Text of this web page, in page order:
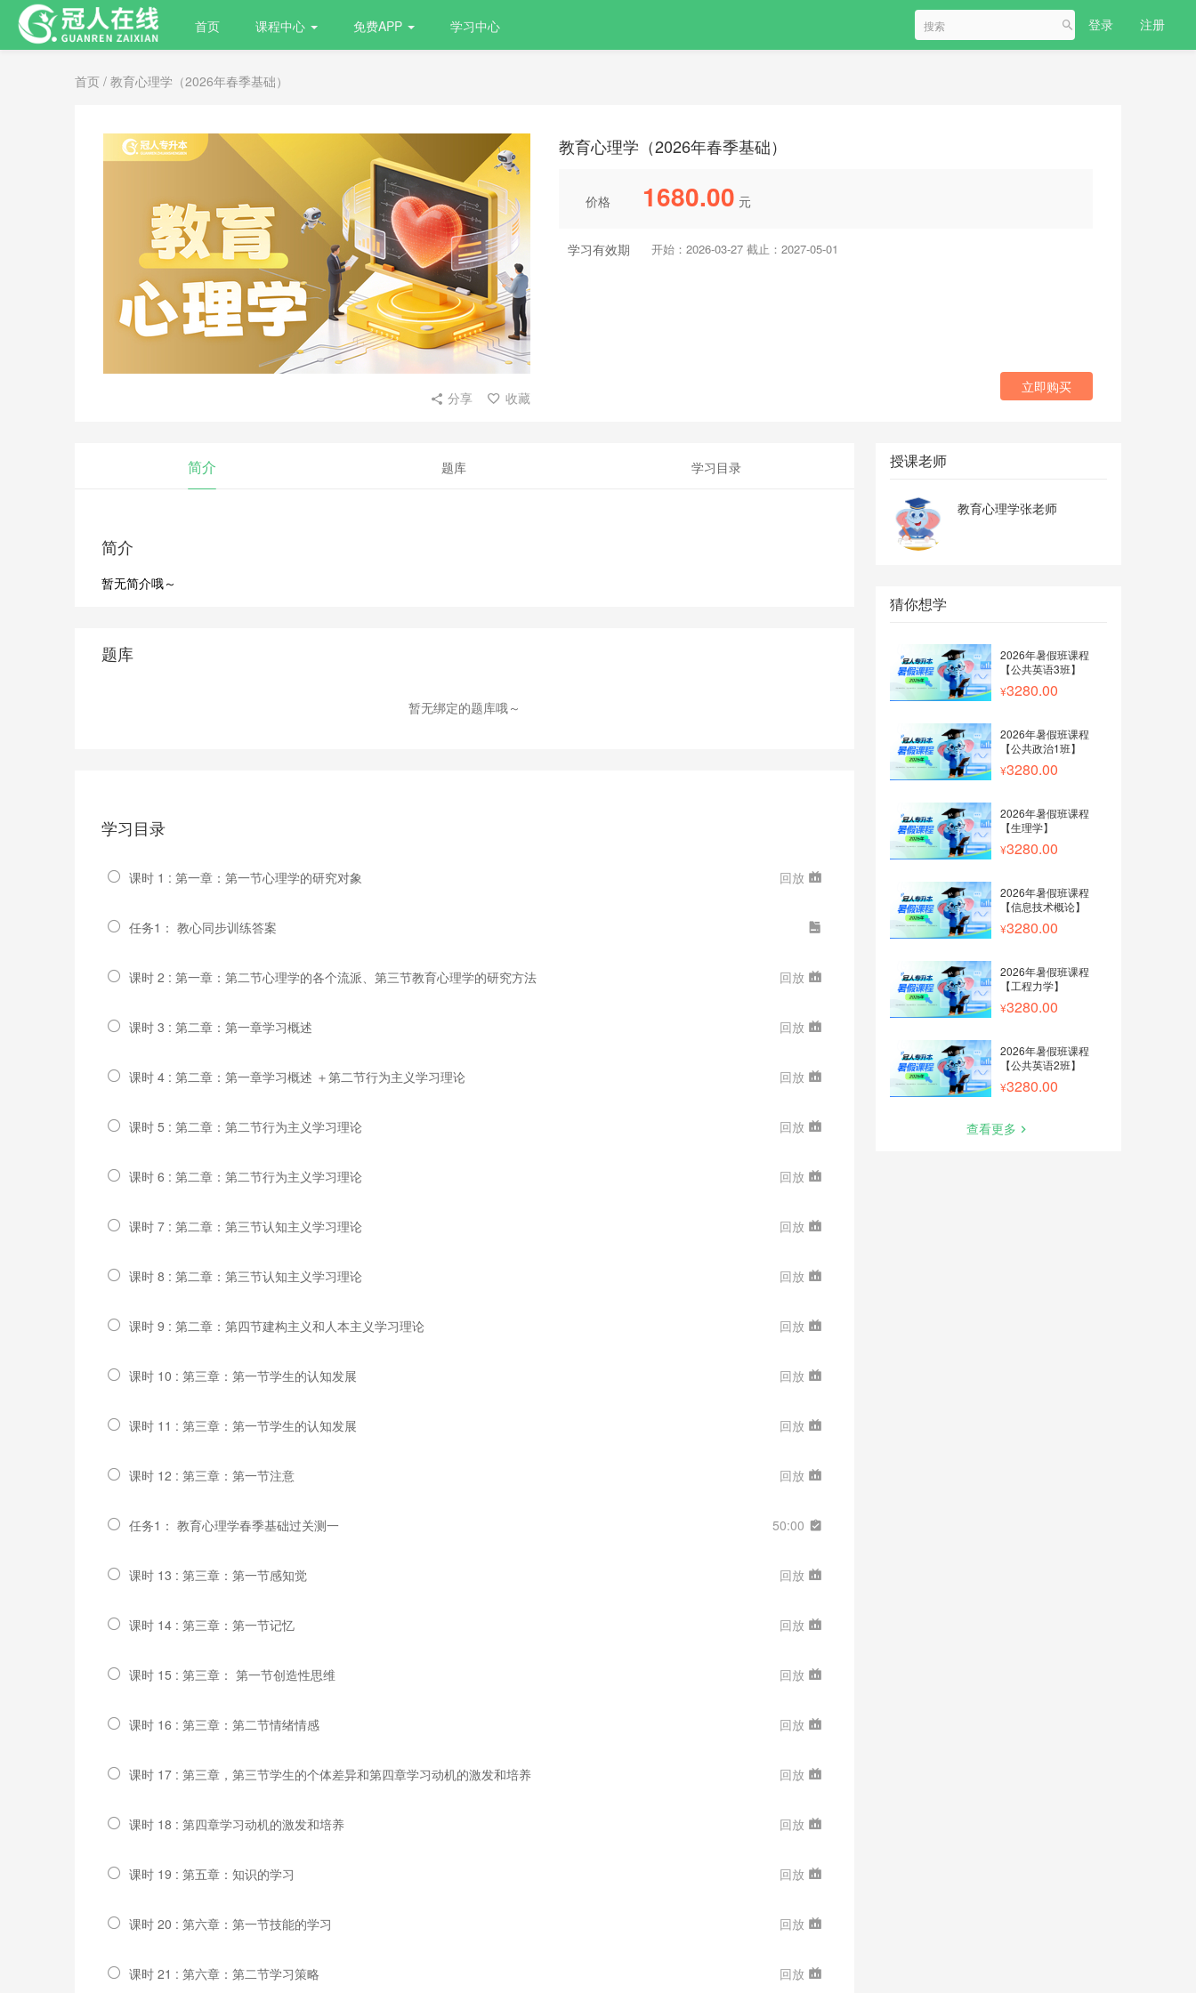
首页 课程中心 免费APP 学习中心 登录 注册
首页 / 教育心理学（2026年春季基础）
分享 收藏
教育心理学（2026年春季基础）
价格 1680.00 元
学习有效期 开始：2026-03-27 截止：2027-05-01
立即购买
简介 题库 学习目录
简介
暂无简介哦～
题库
暂无绑定的题库哦～
学习目录
课时 1 : 第一章：第一节心理学的研究对象 回放
任务1： 教心同步训练答案
课时 2 : 第一章：第二节心理学的各个流派、第三节教育心理学的研究方法 回放
课时 3 : 第二章：第一章学习概述 回放
课时 4 : 第二章：第一章学习概述 ＋第二节行为主义学习理论 回放
课时 5 : 第二章：第二节行为主义学习理论 回放
课时 6 : 第二章：第二节行为主义学习理论 回放
课时 7 : 第二章：第三节认知主义学习理论 回放
课时 8 : 第二章：第三节认知主义学习理论 回放
课时 9 : 第二章：第四节建构主义和人本主义学习理论 回放
课时 10 : 第三章：第一节学生的认知发展 回放
课时 11 : 第三章：第一节学生的认知发展 回放
课时 12 : 第三章：第一节注意 回放
任务1： 教育心理学春季基础过关测一 50:00
课时 13 : 第三章：第一节感知觉 回放
课时 14 : 第三章：第一节记忆 回放
课时 15 : 第三章： 第一节创造性思维 回放
课时 16 : 第三章：第二节情绪情感 回放
课时 17 : 第三章，第三节学生的个体差异和第四章学习动机的激发和培养 回放
课时 18 : 第四章学习动机的激发和培养 回放
课时 19 : 第五章：知识的学习 回放
课时 20 : 第六章：第一节技能的学习 回放
课时 21 : 第六章：第二节学习策略 回放
授课老师
教育心理学张老师
猜你想学
2026年暑假班课程
【公共英语3班】
3280.00
2026年暑假班课程
【公共政治1班】
3280.00
2026年暑假班课程
【生理学】
3280.00
2026年暑假班课程
【信息技术概论】
3280.00
2026年暑假班课程
【工程力学】
3280.00
2026年暑假班课程
【公共英语2班】
3280.00
查看更多